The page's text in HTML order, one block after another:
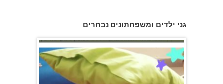
גני ילדים ומשפחתונים נבחרים
פעוטון פינוקי במודיעין